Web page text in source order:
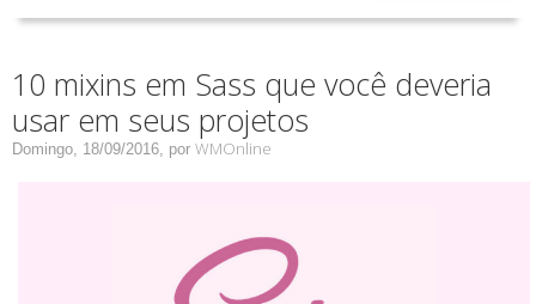
10 mixins em Sass que você deveria
usar em seus projetos
Domingo, 18/09/2016, por WMOnline